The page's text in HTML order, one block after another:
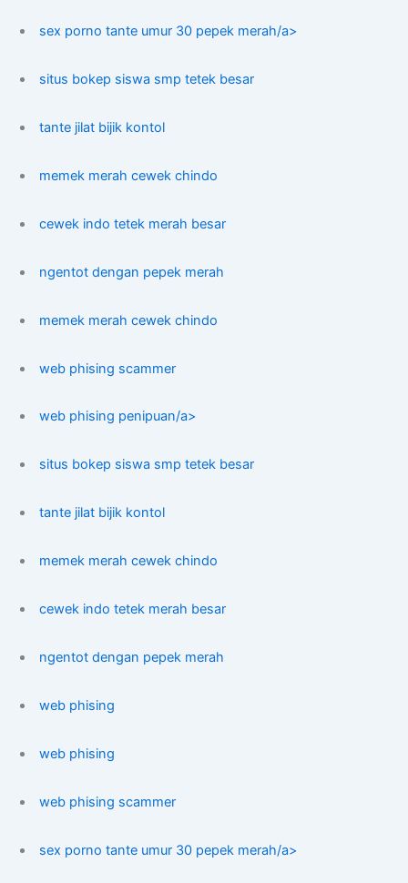
sex porno tante umur 30 pepek merah/a>
situs bokep siswa smp tetek besar
tante jilat bijik kontol
memek merah cewek chindo
cewek indo tetek merah besar
ngentot dengan pepek merah
memek merah cewek chindo
web phising scammer
web phising penipuan/a>
situs bokep siswa smp tetek besar
tante jilat bijik kontol
memek merah cewek chindo
cewek indo tetek merah besar
ngentot dengan pepek merah
web phising
web phising
web phising scammer
sex porno tante umur 30 pepek merah/a>